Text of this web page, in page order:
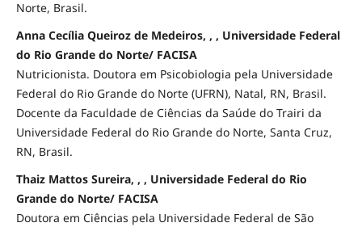
Norte, Brasil.
Anna Cecília Queiroz de Medeiros, , , Universidade Federal
do Rio Grande do Norte/ FACISA
Nutricionista. Doutora em Psicobiologia pela Universidade
Federal do Rio Grande do Norte (UFRN), Natal, RN, Brasil.
Docente da Faculdade de Ciências da Saúde do Trairi da
Universidade Federal do Rio Grande do Norte, Santa Cruz,
RN, Brasil.
Thaiz Mattos Sureira, , , Universidade Federal do Rio
Grande do Norte/ FACISA
Doutora em Ciências pela Universidade Federal de São